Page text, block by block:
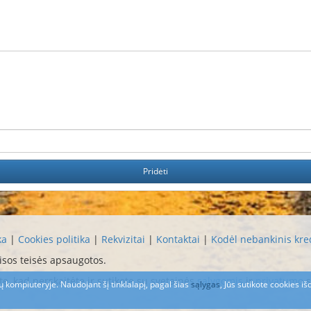
| Cookies politika | Rekvizitai | Kontaktai | Kodėl nebankinis
teisės apsaugotos.
kad perskaitėte ir sutikote su svetainėssąlygomisirprivatumo
kompiuteryje. Naudojant šį tinklalapį, pagal šiassąlygas, Jūs sutikote cookies